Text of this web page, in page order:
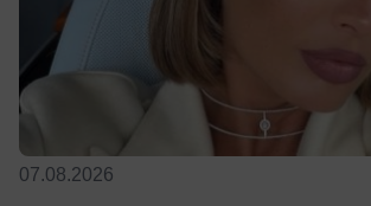
07.08.2026